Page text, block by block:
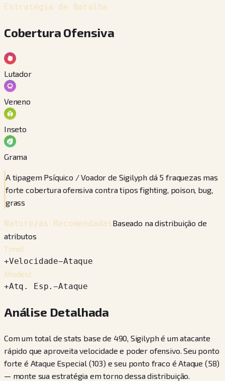
Estratégia de Batalha
Cobertura Ofensiva
Lutador
Veneno
Inseto
Grama
A tipagem Psíquico / Voador de Sigilyph dá 5 fraquezas mas
forte cobertura ofensiva contra tipos fighting, poison, bug,
grass
Naturezas RecomendadasBaseado na distribuição de
atributos
Timid
+Velocidade−Ataque
Modest
+Atq. Esp.−Ataque
Análise Detalhada
Com um total de stats base de 490, Sigilyph é um atacante
rápido que aproveita velocidade e poder ofensivo. Seu ponto
forte é Ataque Especial (103) e seu ponto fraco é Ataque (58)
— monte sua estratégia em torno dessa distribuição.